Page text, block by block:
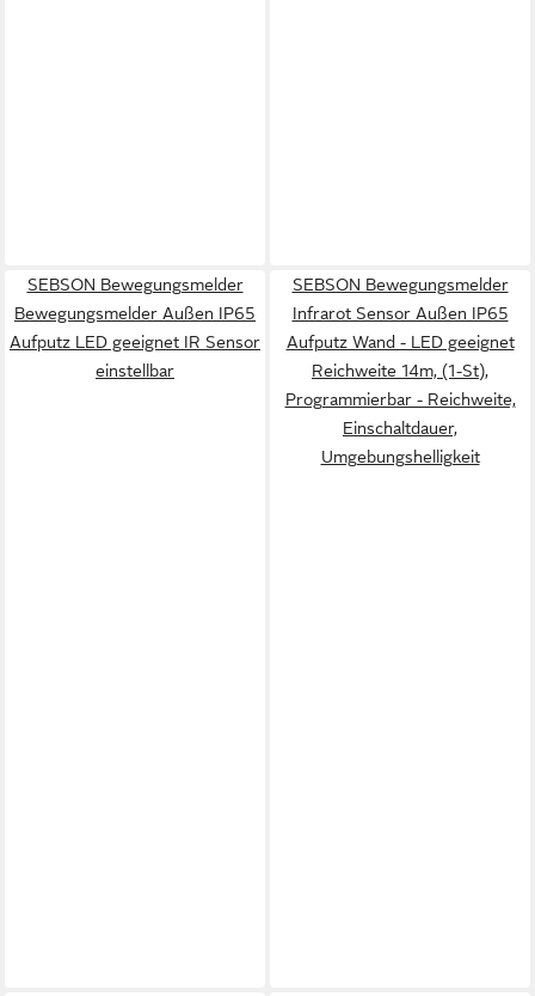
SEBSON Bewegungsmelder
Bewegungsmelder Außen IP65
Aufputz LED geeignet IR Sensor
einstellbar
SEBSON Bewegungsmelder
Infrarot Sensor Außen IP65
Aufputz Wand - LED geeignet
Reichweite 14m, (1-St),
Programmierbar - Reichweite,
Einschaltdauer,
Umgebungshelligkeit